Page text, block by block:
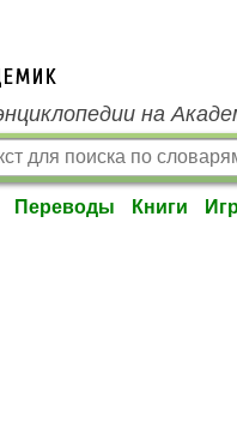
на
Переводы Книги